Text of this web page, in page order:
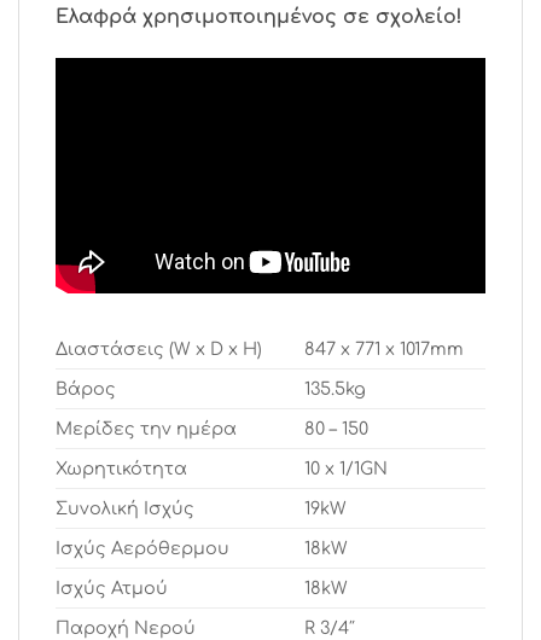
Ελαφρά χρησιμοποιημένος σε σχολείο!
Διαστάσεις (W x D x H) 847 x 771 x 1017mm
Βάρος 135.5kg
Μερίδες την ημέρα 80 – 150
Χωρητικότητα 10 x 1/1GN
Συνολική Ισχύς 19kW
Ισχύς Αερόθερμου 18kW
Ισχύς Ατμού 18kW
Παροχή Νερού R 3/4″